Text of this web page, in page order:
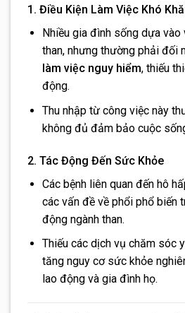
1. Điều Kiện Làm Việc Khó
Nhiều gia đình sống dựa
than, nhưng thường phải đối
làm việc nguy hiểm, thiếu
động.
Thu nhập từ công việc này
không đủ đảm bảo cuộc
2. Tác Động Đến Sức Khỏe
Các bệnh liên quan đến hô
các vấn đề về phổi phổ biến
động ngành than.
Thiếu các dịch vụ chăm sóc
tăng nguy cơ sức khỏe
lao động và gia đình họ.